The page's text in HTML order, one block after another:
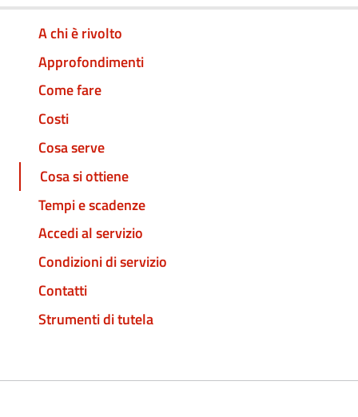
A chi è rivolto
Approfondimenti
Come fare
Costi
Cosa serve
Cosa si ottiene
Tempi e scadenze
Accedi al servizio
Condizioni di servizio
Contatti
Strumenti di tutela